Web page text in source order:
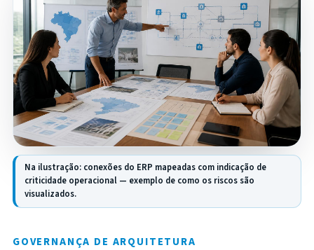
Na ilustração: conexões do ERP mapeadas com indicação de
criticidade operacional — exemplo de como os riscos são
visualizados.
GOVERNANÇA DE ARQUITETURA